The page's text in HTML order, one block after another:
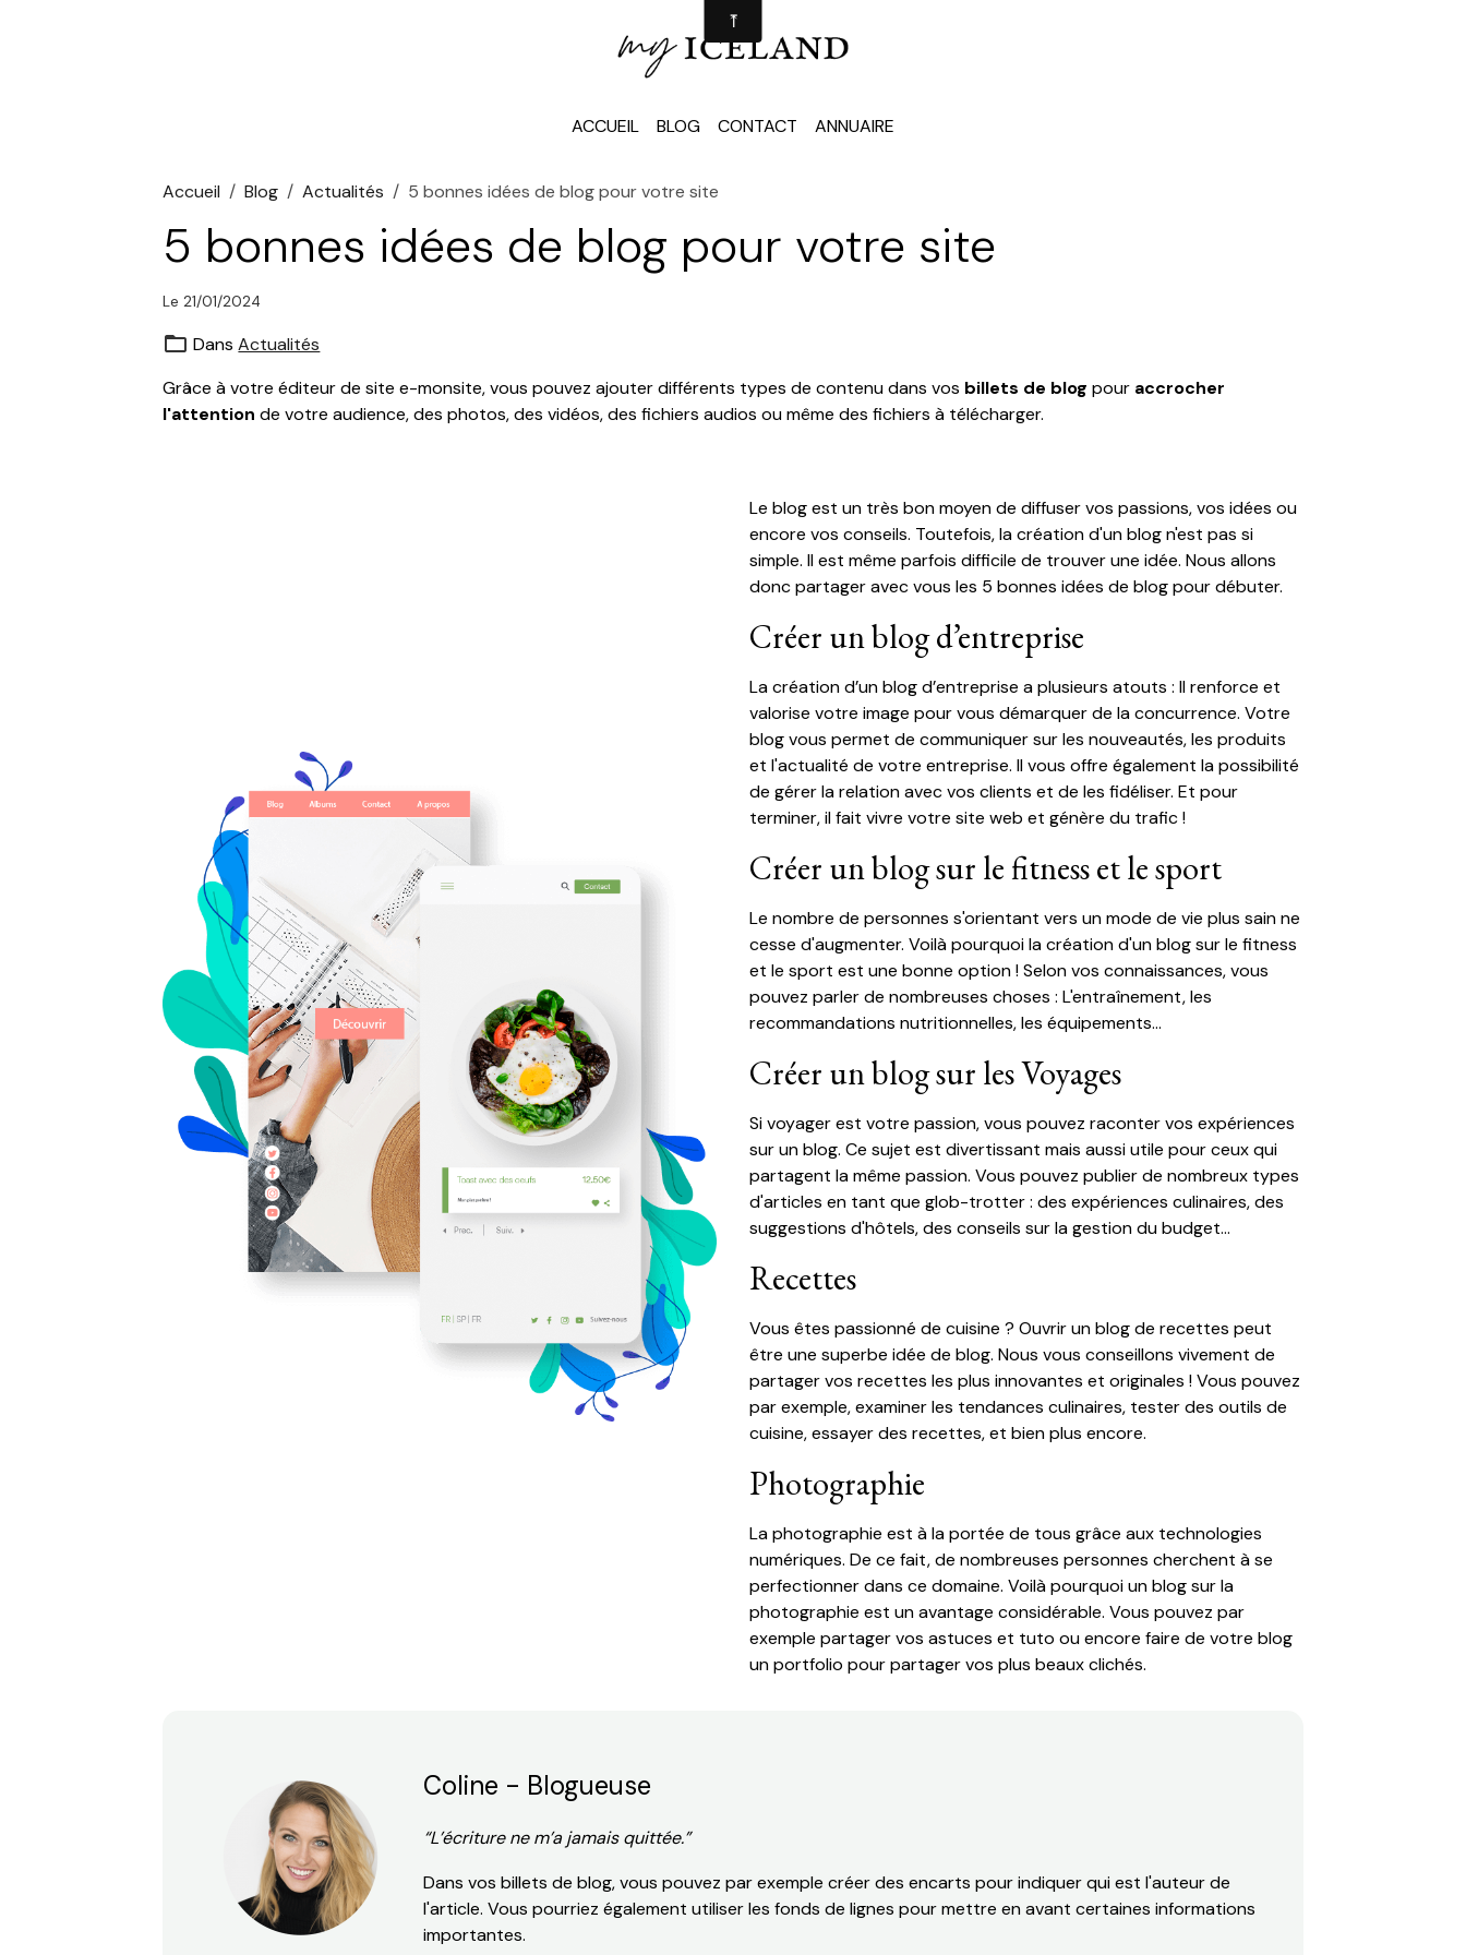
ACCUEIL BLOG CONTACT ANNUAIRE
Accueil Blog Actualités 5 bonnes idées de blog pour votre site
5 bonnes idées de blog pour votre site
Le 21/01/2024
DansActualités
Grâce à votre éditeur de site e-monsite, vous pouvez ajouter différents types de contenu dans vos billets de blog pour accrocher
l'attention de votre audience, des photos, des vidéos, des fichiers audios ou même des fichiers à télécharger.
Le blog est un très bon moyen de diffuser vos passions, vos idées ou
encore vos conseils. Toutefois, la création d'un blog n'est pas si
simple. Il est même parfois difficile de trouver une idée. Nous allons
donc partager avec vous les 5 bonnes idées de blog pour débuter.
Créer un blog d’entreprise
La création d’un blog d’entreprise a plusieurs atouts : Il renforce et
valorise votre image pour vous démarquer de la concurrence. Votre
blog vous permet de communiquer sur les nouveautés, les produits
et l'actualité de votre entreprise. Il vous offre également la possibilité
de gérer la relation avec vos clients et de les fidéliser. Et pour
terminer, il fait vivre votre site web et génère du trafic !
Créer un blog sur le fitness et le sport
Le nombre de personnes s'orientant vers un mode de vie plus sain ne
cesse d'augmenter. Voilà pourquoi la création d'un blog sur le fitness
et le sport est une bonne option ! Selon vos connaissances, vous
pouvez parler de nombreuses choses : L'entraînement, les
recommandations nutritionnelles, les équipements...
Créer un blog sur les Voyages
Si voyager est votre passion, vous pouvez raconter vos expériences
sur un blog. Ce sujet est divertissant mais aussi utile pour ceux qui
partagent la même passion. Vous pouvez publier de nombreux types
d'articles en tant que glob-trotter : des expériences culinaires, des
suggestions d'hôtels, des conseils sur la gestion du budget...
Recettes
Vous êtes passionné de cuisine ? Ouvrir un blog de recettes peut
être une superbe idée de blog. Nous vous conseillons vivement de
partager vos recettes les plus innovantes et originales ! Vous pouvez
par exemple, examiner les tendances culinaires, tester des outils de
cuisine, essayer des recettes, et bien plus encore.
Photographie
La photographie est à la portée de tous grâce aux technologies
numériques. De ce fait, de nombreuses personnes cherchent à se
perfectionner dans ce domaine. Voilà pourquoi un blog sur la
photographie est un avantage considérable. Vous pouvez par
exemple partager vos astuces et tuto ou encore faire de votre blog
un portfolio pour partager vos plus beaux clichés.
Coline - Blogueuse
“L’écriture ne m’a jamais quittée.”
Dans vos billets de blog, vous pouvez par exemple créer des encarts pour indiquer qui est l'auteur de
l'article. Vous pourriez également utiliser les fonds de lignes pour mettre en avant certaines informations
importantes.